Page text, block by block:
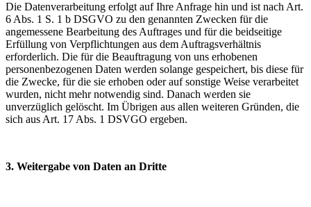
Die Datenverarbeitung erfolgt auf Ihre Anfrage hin und ist nach Art.
6 Abs. 1 S. 1 b DSGVO zu den genannten Zwecken für die
angemessene Bearbeitung des Auftrages und für die beidseitige
Erfüllung von Verpflichtungen aus dem Auftragsverhältnis
erforderlich. Die für die Beauftragung von uns erhobenen
personenbezogenen Daten werden solange gespeichert, bis diese für
die Zwecke, für die sie erhoben oder auf sonstige Weise verarbeitet
wurden, nicht mehr notwendig sind. Danach werden sie
unverzüglich gelöscht. Im Übrigen aus allen weiteren Gründen, die
sich aus Art. 17 Abs. 1 DSVGO ergeben.
3. Weitergabe von Daten an Dritte